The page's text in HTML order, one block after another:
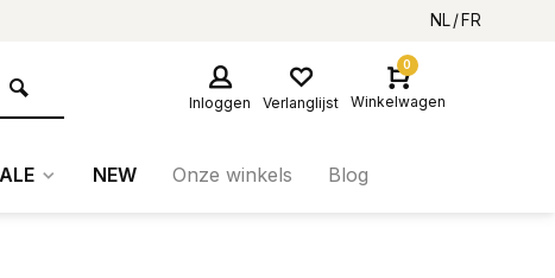
NL FR
Inloggen Verlanglijst
0
Winkelwagen
NEW Onze winkels Blog